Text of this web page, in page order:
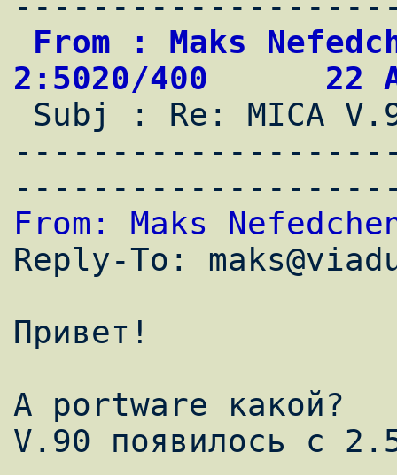
2:5020/400      22
From: Maks
Reply-To:
Привет!
А portware какой?
V.90 появилось с